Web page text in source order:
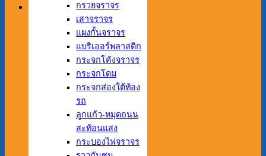
กรวยจราจร
เสาจราจร
แผงกั้นจราจร
แบริเออร์พลาสติก
กระจกโค้งจราจร
กระจกโดม
กระจกส่องใต้ท้อง
รถ
ลูกแก้ว-หมุดถนน
สะท้อนแสง
กระบองไฟจราจร